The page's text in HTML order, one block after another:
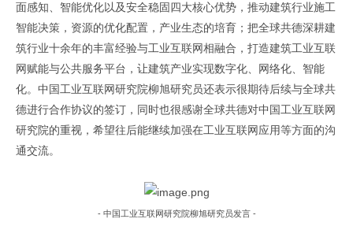
面感知、智能优化以及安全稳固四大核心优势，推动建筑行业施工
智能决策，资源的优化配置，产业生态的培育；把全球共德深耕建
筑行业十余年的丰富经验与工业互联网相融合，打造建筑工业互联
网赋能与公共服务平台，让建筑产业实现数字化、网络化、智能
化。中国工业互联网研究院柳旭研究员还表示很期待后续与全球共
德进行合作协议的签订，同时也很感谢全球共德对中国工业互联网
研究院的重视，希望往后能继续加强在工业互联网应用等方面的沟
通交流。
- 中国工业互联网研究院柳旭研究员发言-